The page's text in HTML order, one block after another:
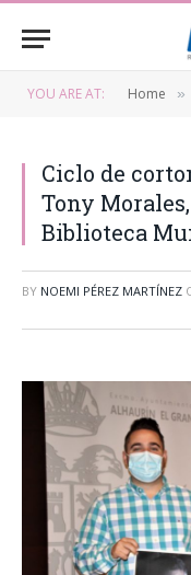
YOU ARE AT: Home »
Ciclo de
Tony
Biblioteca
BY NOEMI PÉREZ MARTÍNEZ